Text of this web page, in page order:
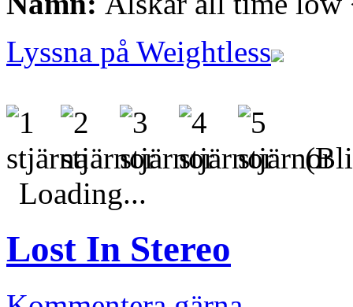
Lyssna på Weightless
(Bli
Loading...
Lost In Stereo